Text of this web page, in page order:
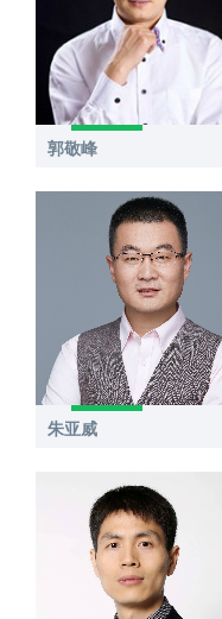
郭敬峰
朱亚威